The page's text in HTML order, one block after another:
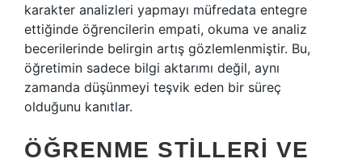
karakter analizleri yapmayı müfredata entegre
ettiğinde öğrencilerin empati, okuma ve analiz
becerilerinde belirgin artış gözlemlenmiştir. Bu,
öğretimin sadece bilgi aktarımı değil, aynı
zamanda düşünmeyi teşvik eden bir süreç
olduğunu kanıtlar.
ÖĞRENME STILLERI VE